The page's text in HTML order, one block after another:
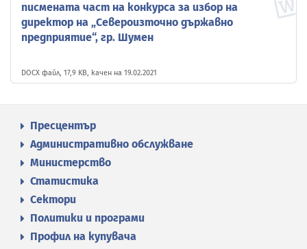
писмената част на конкурса за избор на
директор на „Североизточно държавно
предприятие“, гр. Шумен
DOCX файл, 17,9 KB, качен на 19.02.2021
Пресцентър
Административно обслужване
Министерство
Статистика
Сектори
Политики и програми
Профил на купувача